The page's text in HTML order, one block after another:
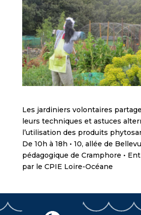
Les jardiniers volontaires
leurs techniques et astuces
l’utilisation des produits
De 10h à 18h • 10, allée de
pédagogique de Cramphore •
par le CPIE Loire-Océane